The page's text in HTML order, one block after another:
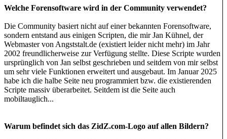
Welche Forensoftware wird in der Community verwendet?
Die Community basiert nicht auf einer bekannten Forensoftware,
sondern entstand aus einigen Scripten, die mir Jan Kühnel, der
Webmaster von Angststalt.de (existiert leider nicht mehr) im Jahr
2002 freundlicherweise zur Verfügung stellte. Diese Scripte wurden
ursprünglich von Jan selbst geschrieben und seitdem von mir selbst
um sehr viele Funktionen erweitert und ausgebaut. Im Januar 2025
habe ich die halbe Seite neu programmiert bzw. die existierenden
Scripte massiv überarbeitet. Seitdem ist die Seite auch
mobiltauglich...
Warum befindet sich das ZidZ.com-Logo auf allen Bildern?